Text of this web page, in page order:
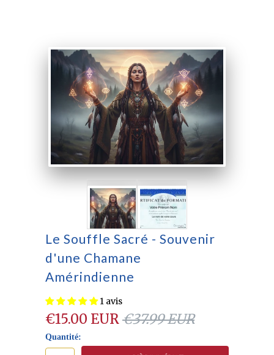
Le Souffle Sacré - Souvenir
d'une Chamane
Amérindienne
1 avis
€15.00 EUR€37.99 EUR
Quantité: